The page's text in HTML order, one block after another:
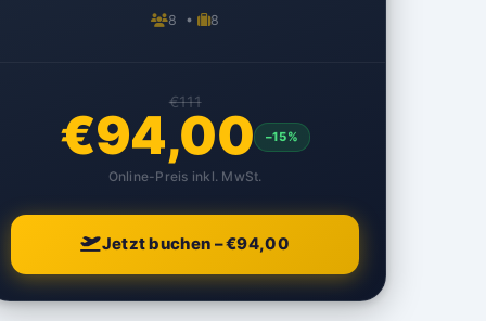
8 • 8
€111
€94,00 –15%
Online-Preis inkl. MwSt.
Jetzt buchen – €94,00